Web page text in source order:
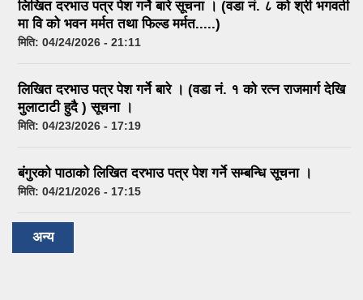
लिखित दरभाउ पत्र पेश गर्ने बारे सूचना । (वडा नं. ८ को श्री भगवती
मा वि को भवन मर्मत तथा फिल्ड मर्मत.....)
मिति: 04/24/2026 - 21:11
लिखित दरभाउ पत्र पेश गर्ने बारे । (वडा नं. १ को रत्न राजमार्ग देखि
मुलाटाटी हुदै ) सूचना ।
मिति: 04/23/2026 - 17:19
बंगुरको पाठाको लिखित दरभाउ पत्र पेश गर्ने सम्बन्धि सूचना ।
मिति: 04/21/2026 - 17:15
अन्य